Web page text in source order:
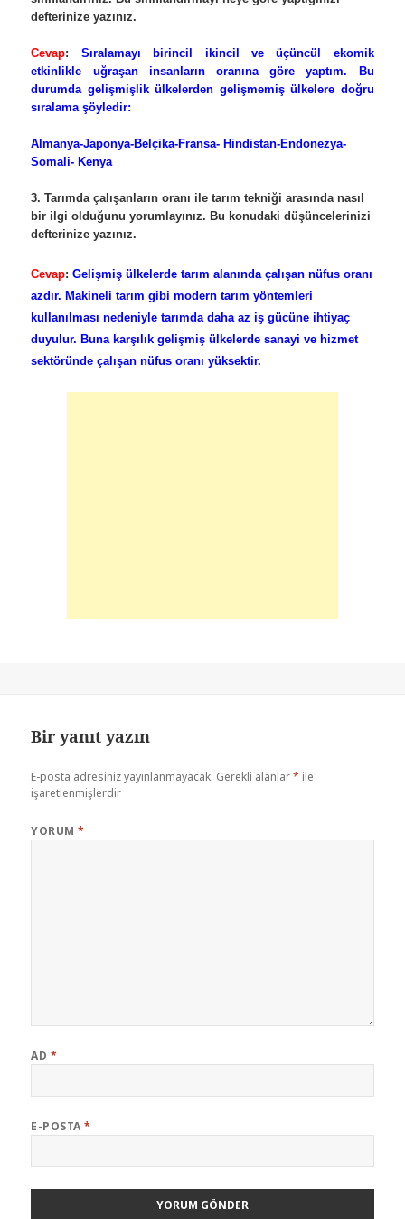
defterinize yazınız.
Cevap: Sıralamayı birincil ikincil ve üçüncül ekomik
etkinlikle uğraşan insanların oranına göre yaptım. Bu
durumda gelişmişlik ülkelerden gelişmemiş ülkelere doğru
sıralama şöyledir:
Almanya-Japonya-Belçika-Fransa- Hindistan-Endonezya-
Somali- Kenya
3. Tarımda çalışanların oranı ile tarım tekniği arasında nasıl
bir ilgi olduğunu yorumlayınız. Bu konudaki düşüncelerinizi
defterinize yazınız.
Cevap: Gelişmiş ülkelerde tarım alanında çalışan nüfus oranı
azdır. Makineli tarım gibi modern tarım yöntemleri
kullanılması nedeniyle tarımda daha az iş gücüne ihtiyaç
duyulur. Buna karşılık gelişmiş ülkelerde sanayi ve hizmet
sektöründe çalışan nüfus oranı yüksektir.
Bir yanıt yazın
E-posta adresiniz yayınlanmayacak. Gerekli alanlar* ile
işaretlenmişlerdir
YORUM*
AD *
E-POSTA*